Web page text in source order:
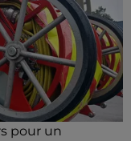
pour un